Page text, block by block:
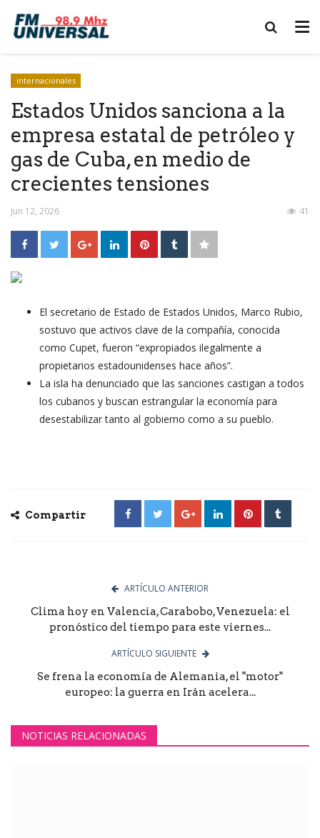
internacionales
Estados Unidos sanciona a la
empresa estatal de petróleo y
gas de Cuba, en medio de
crecientes tensiones
Jun 12, 2026 41
El secretario de Estado de Estados Unidos, Marco Rubio,
sostuvo que activos clave de la compañía, conocida
como Cupet, fueron “expropiados ilegalmente a
propietarios estadounidenses hace años”.
La isla ha denunciado que las sanciones castigan a todos
los cubanos y buscan estrangular la economía para
desestabilizar tanto al gobierno como a su pueblo.
Compartir
ARTÍCULO ANTERIOR
Clima hoy en Valencia, Carabobo, Venezuela: el
pronóstico del tiempo para este viernes...
ARTÍCULO SIGUIENTE
Se frena la economía de Alemania, el "motor"
europeo: la guerra en Irán acelera...
NOTICIAS RELACIONADAS